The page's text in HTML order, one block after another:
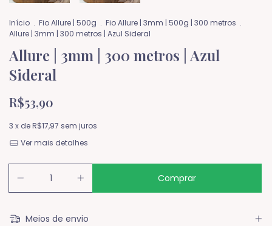
Início . Fio Allure | 500g . Fio Allure | 3mm | 500g | 300 metros .
Allure | 3mm | 300 metros | Azul Sideral
Allure | 3mm | 300 metros | Azul
Sideral
R$53,90
3 x deR$17,97 sem juros
Ver mais detalhes
Meios de envio